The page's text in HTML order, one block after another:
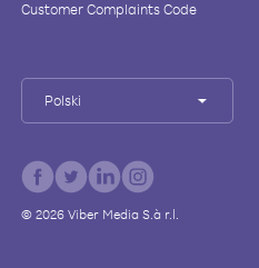
Customer Complaints Code
Polski
© 2026Viber Media S.à r.l.